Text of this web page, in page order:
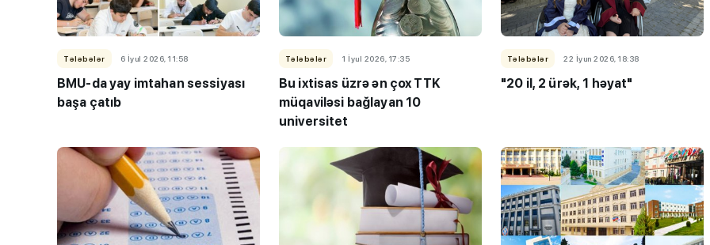
Tələbələr 6 İyul 2026, 11:58
BMU-da yay imtahan sessiyası
başa çatıb
Tələbələr 1 İyul 2026, 17:35
Bu ixtisas üzrə ən çox TTK
müqaviləsi bağlayan 10
universitet
Tələbələr 22 İyun 2026, 18:38
"20 il, 2 ürək, 1 həyat"
“Həftənin təhsil icmalı”- MİQ,
lisey seçimi, bağçalar və qəbul
imtahanları...
"Həftənin təhsil icmalı": Qəbul
marafonu başa çatdı,
müəllimlərin nəticələri dəyişdi...